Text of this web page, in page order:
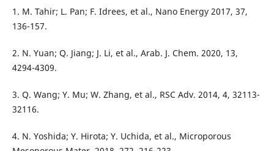
1. M. Tahir; L. Pan; F. Idrees, et al., Nano Energy 2017, 37,
136-157.
2. N. Yuan; Q. Jiang; J. Li, et al., Arab. J. Chem. 2020, 13,
4294-4309.
3. Q. Wang; Y. Mu; W. Zhang, et al., RSC Adv. 2014, 4, 32113-
32116.
4. N. Yoshida; Y. Hirota; Y. Uchida, et al., Microporous